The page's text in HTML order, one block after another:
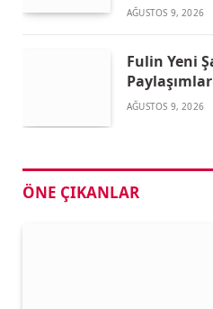
AĞUSTOS 9, 2026
Fulin Yeni
AĞUSTOS 9, 2026
ÖNE ÇIKANLAR